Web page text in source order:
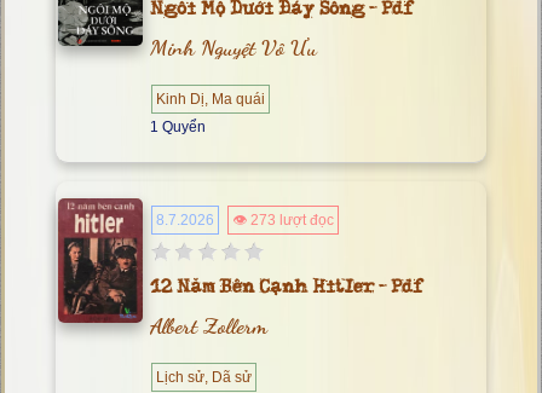
Ngôi Mộ Dưới Đáy Sông - Pdf
Minh Nguyệt Vô Ưu
Kinh Dị, Ma quái
1 Quyển
8.7.2026 👁 273 lượt đọc
12 Năm Bên Cạnh Hitler - Pdf
Albert Zollerm
Lịch sử, Dã sử